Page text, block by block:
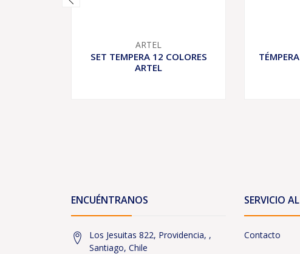
ARTEL
SET TEMPERA 12 COLORES
ARTEL
ENCUÉNTRANOS
Los Jesuitas 822, Providencia, ,
Santiago, Chile
SERVICIO
Contacto